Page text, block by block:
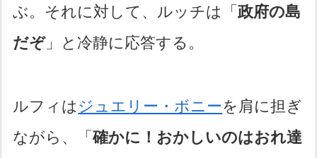
ぶ。それに対して、ルッチは「政府の島
だぞ」と冷静に応答する。
ルフィは ジュエリー・ボニーを肩に担ぎ
ながら、「確かに！おかしいのはおれ達